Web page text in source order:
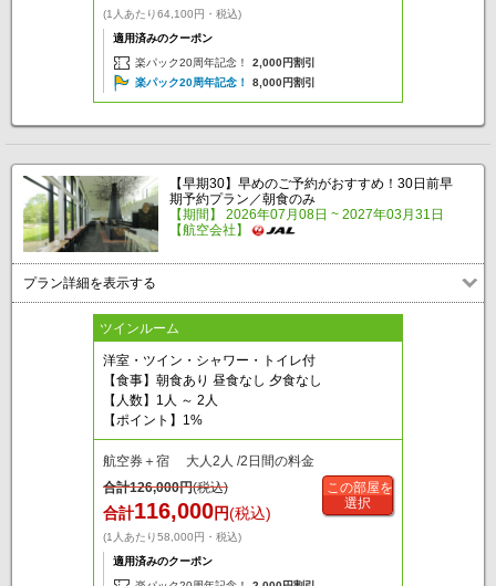
(1人あたり64,100円・税込)
適用済みのクーポン
楽パック20周年記念！
2,000円割引
楽パック20周年記念！
8,000円割引
【早期30】早めのご予約がおすすめ！30日前早
期予約プラン／朝食のみ
【期間】 2026年07月08日 ~ 2027年03月31日
【航空会社】
プラン詳細を表示する
ツインルーム
洋室・ツイン・シャワー・トイレ付
【食事】朝食あり 昼食なし 夕食なし
【人数】1人 ～ 2人
【ポイント】1%
航空券＋宿 大人2人 /2日間の料金
合計126,000円(税込)
合計116,000円(税込)
(1人あたり58,000円・税込)
適用済みのクーポン
この部屋を
選択